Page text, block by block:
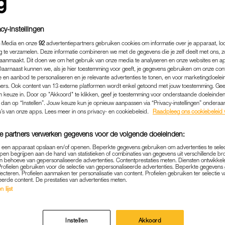
SPREEKT
BIJ
BINNENLAND|POLITIEK
23-03-2022 | ROWAN PEPERKAMP
Hugo de Jonge zegt dat de
betrokkenheid bij de mondkapjesdealniet kloppen.
instellingen
en onze 92 advertentiepartners gebruiken cookies om informatie over je apparaat,
te verzamelen. Deze informatie combineren we met de gegevens die je zelf deelt met ons,
Dit doen we om het gebruik van onze media te analyseren en onze websites en
kunnen we, als je hier toestemming voor geeft, je gegevens gebruiken om onze
en aanbod te personaliseren en je relevante advertenties te tonen, en voor
Ook content van 13 externe platformen wordt enkel getoond met jouw toestemming.
keuze in. Door op "Akkoord" te klikken, geef je toestemming voor onderstaande
op “Instellen”. Jouw keuze kun je opnieuw aanpassen via “Privacy-instellingen”
van onze apps. Lees meer in ons privacy- en cookiebeleid.
Raadpleeg ons cookiebeleid
partners verwerken gegevens voor de volgende doeleinden:
apparaat opslaan en/of openen. Beperkte gegevens gebruiken om advertenties te
begrijpen aan de hand van statistieken of combinaties van gegevens uit verschillende
behoeve van gepersonaliseerde advertenties. Contentprestaties meten. Diensten
gebruiken voor de selectie van gepersonaliseerde advertenties. Beperkte
Profielen aanmaken ter personalisatie van content. Profielen gebruiken ter selectie
content. De prestaties van advertenties meten.
lijst
Instellen Akkoord